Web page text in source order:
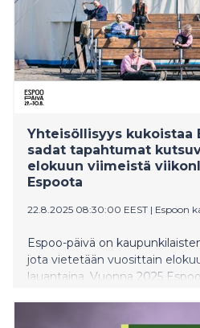
Yhteisöllisyys kukoistaa
sadat tapahtumat
elokuun viimeistä
Espoota
22.8.2025 08:30:00 EEST | Espoon
Espoo-päivä on
jota vietetään vuosittain
lauantaina. Vuonna 2025